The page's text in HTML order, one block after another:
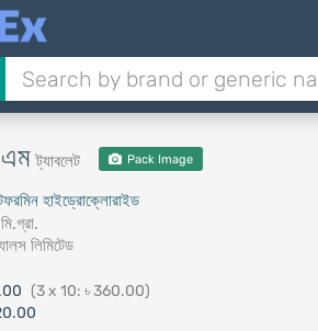
এমট্যাবলেট Pack Image
হাইড্রোক্লোরাইড
লিমিটেড
(3 x 10: ৳ 360.00)